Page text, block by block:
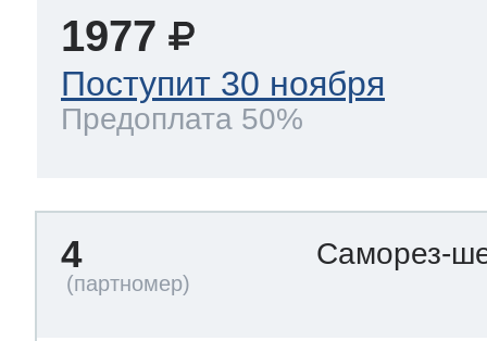
морозилок
1977
Поступит 30 ноября
Предоплата 50%
4 Саморез-